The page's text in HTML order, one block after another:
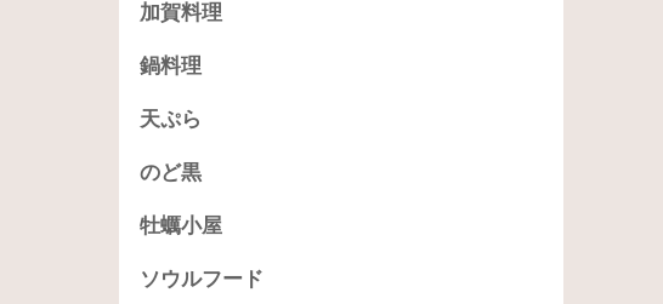
加賀料理
鍋料理
天ぷら
のど黒
牡蠣小屋
ソウルフード